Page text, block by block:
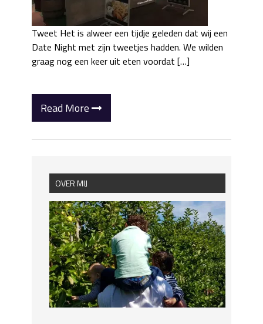
Tweet Het is alweer een tijdje geleden dat wij een
Date Night met zijn tweetjes hadden. We wilden
graag nog een keer uit eten voordat […]
Read More
OVER MIJ